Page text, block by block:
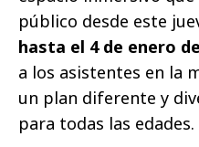
público desde este
hasta el 4 de enero
a los asistentes en la
un plan diferente y
para todas las edades.